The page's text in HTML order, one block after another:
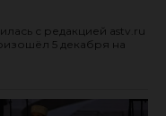
с редакцией astv.ru
5 декабря на